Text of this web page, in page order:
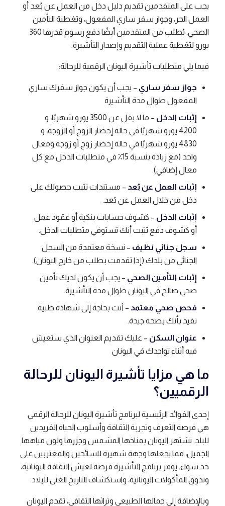
يجب على المتقدمين تقديم دليل دخل من العمل عن بُعد أو
العمل الحر، وجواز سفر ساري المفعول، وتغطية التأمين
الصحي. يُطلب من المتقدمين أيضًا دفع رسوم قدرها 360
يورو لتغطية عملية التقديم وإصدار التأشيرة.
فيما يلي متطلبات تأشيرة اليونان الرقمية للرحالة:
جواز سفر ساري – يجب أن يكون جواز سفرك ساري
المفعول طوال مدة التأشيرة
إثبات الدخل
– ما لا يقل عن 3500 يورو شهريًا، و
4200 يورو شهريًا في حالة إحضار الزوج أو الزوجة، و
4830 يورو شهريًا في حالة إحضار زوج أو زوجة ومعال
واحد (مع زيادة بنسبة 15٪ في متطلبات الدخل مع كل
معال إضافي).
إثبات العمل عن بُعد – مستندات تثبت حصولك على
دخل من خلال العمل عن بُعد.
إثبات الدخل – كشوف حسابات بنكية أو عقود عمل
أو كشوف دفع تثبت أنك تستوفي متطلبات الدخل.
سجل جنائي نظيف – نسخة معتمدة من السجل
الجنائي من بلدك (إذا تقدمت بطلب من خارج اليونان).
إثبات التأمين الصحي – يجب أن يكون لديك تأمين
صحي صالح في اليونان طوال مدة التأشيرة.
فحص صحي معتمد – أنت بحاجة إلى شهادة طبية
تفيد بأنك بصحة جيدة.
عنوان السكن – عليك تقديم العنوان الذي ستعيش
فيه أثناء تواجدك في اليونان
ما هي مزايا تأشيرة اليونان للرحالة
الرقميين؟
إحدى الفوائد الرئيسية لبرنامج تأشيرة اليونان للرحالة الرقمي
هي فرصة التعرف وتجربة الثقافة وأسلوب الحياة الفريدين
للبلد. تشتهر اليونان بمناخها المشمس وجزرها ولون مياهها
الجميل، مما يجعلها وجهة شهيرة للسائحين والمغتربين على
حد سواء. يوفر برنامج التأشيرة فرصة لعيش الثقافة اليونانية،
وتذوق المأكولات اليونانية، واستكشاف التاريخ الغني للبلاد.
وبالإضافة إلى جمالها الطبيعي وتراثها الثقافي، تقدم اليونان